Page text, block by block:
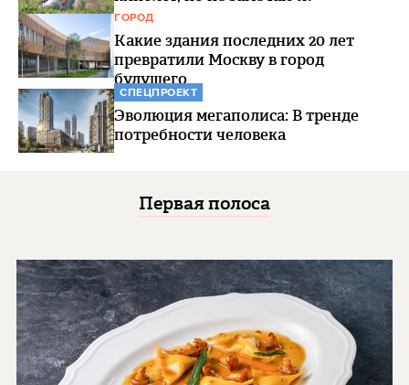
ГОРОД
Какие здания последних 20 лет
превратили Москву в город
будущего
СПЕЦПРОЕКТ
Эволюция мегаполиса: В тренде
потребности человека
Первая полоса